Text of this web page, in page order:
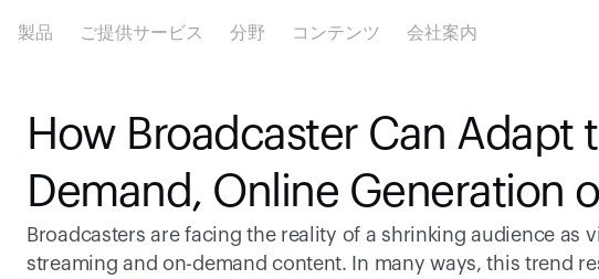
製品 ご提供サービス 分野 コンテンツ 会社案内
How Broadcaster Can Adapt
Demand, Online Generation
Broadcasters are facing the reality of a shrinking audience as
streaming and on-demand content. In many ways, this trend